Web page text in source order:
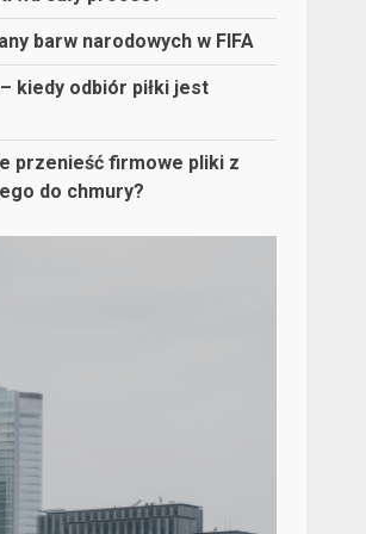
barw narodowych w FIFA
kiedy odbiór piłki jest
przenieść firmowe pliki z
do chmury?